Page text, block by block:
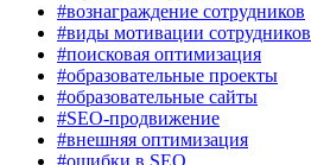
#вознаграждение сотрудников
#виды мотивации сотрудников
#поисковая оптимизация
#образовательные проекты
#образовательные сайты
#SEO-продвижение
#внешняя оптимизация
#ошибки в SEO